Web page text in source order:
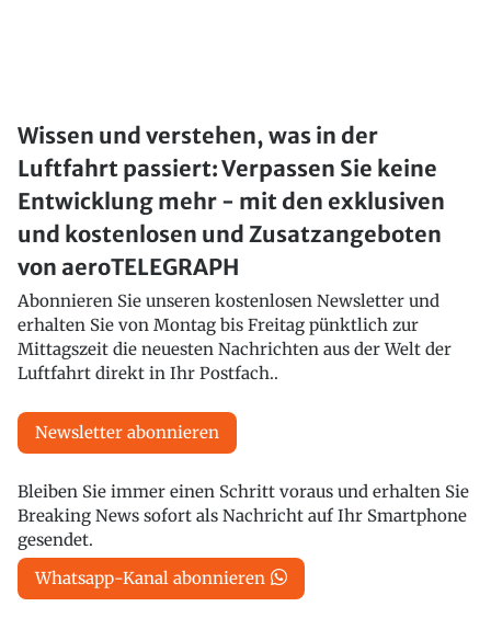
Wissen und verstehen, was in der
Luftfahrt passiert: Verpassen Sie keine
Entwicklung mehr - mit den exklusiven
und kostenlosen und Zusatzangeboten
von aeroTELEGRAPH
Abonnieren Sie unseren kostenlosen Newsletter und
erhalten Sie von Montag bis Freitag pünktlich zur
Mittagszeit die neuesten Nachrichten aus der Welt der
Luftfahrt direkt in Ihr Postfach..
Newsletter abonnieren
Bleiben Sie immer einen Schritt voraus und erhalten Sie
Breaking News sofort als Nachricht auf Ihr Smartphone
gesendet.
Whatsapp-Kanal abonnieren